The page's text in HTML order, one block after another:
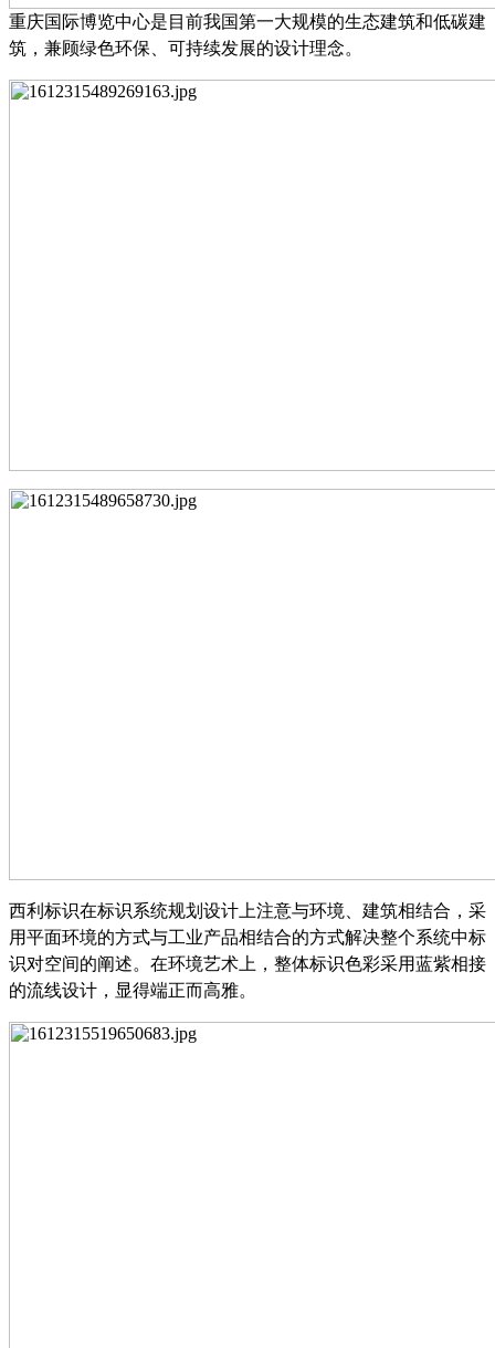
重庆国际博览中心是目前我国第一大规模的生态建筑和低碳建
筑，兼顾绿色环保、可持续发展的设计理念。
西利标识在标识系统规划设计上注意与环境、建筑相结合，采
用平面环境的方式与工业产品相结合的方式解决整个系统中标
识对空间的阐述。在环境艺术上，整体标识色彩采用蓝紫相接
的流线设计，显得端正而高雅。